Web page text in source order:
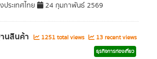
ระเทศไทย 24 กุมภาพันธ์ 2569
นสินค้า 1251 total views 13 recent views
ธุรกิจการท่องเที่ยว